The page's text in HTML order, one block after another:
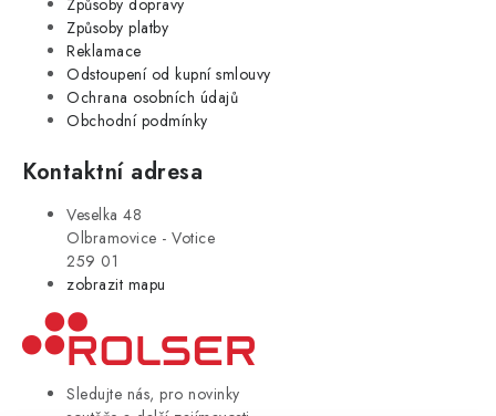
Způsoby platby
Reklamace
Odstoupení od kupní smlouvy
Ochrana osobních údajů
Obchodní podmínky
Kontaktní adresa
Veselka 48
Olbramovice - Votice
259 01
zobrazit mapu
Sledujte nás, pro novinky